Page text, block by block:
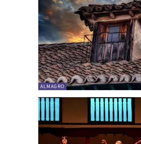
ALMAGRO